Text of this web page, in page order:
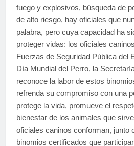
fuego y explosivos, búsqueda de
de alto riesgo, hay oficiales que
palabra, pero cuya capacidad ha
proteger vidas: los oficiales
Fuerzas de Seguridad Pública del
Día Mundial del Perro, la
reconoce la labor de estos
refrenda su compromiso con una
protege la vida, promueve el
bienestar de los animales que
oficiales caninos conforman, junto
binomios certificados que